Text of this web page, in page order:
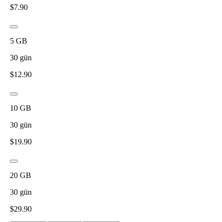
$7.90
5 GB
30 gün
$12.90
10 GB
30 gün
$19.90
20 GB
30 gün
$29.90